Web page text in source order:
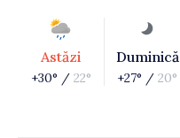
Astăzi
+30° / 22°
Duminică
+27° / 20°